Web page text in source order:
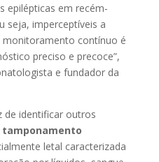
epilépticas em recém-
seja, imperceptíveis a
contínuo é
preciso e precoce”,
e fundador da
de identificar outros
tamponamento
letal caracterizada